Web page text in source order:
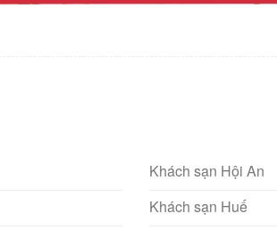
Khách sạn Hội An
Khách sạn Huế